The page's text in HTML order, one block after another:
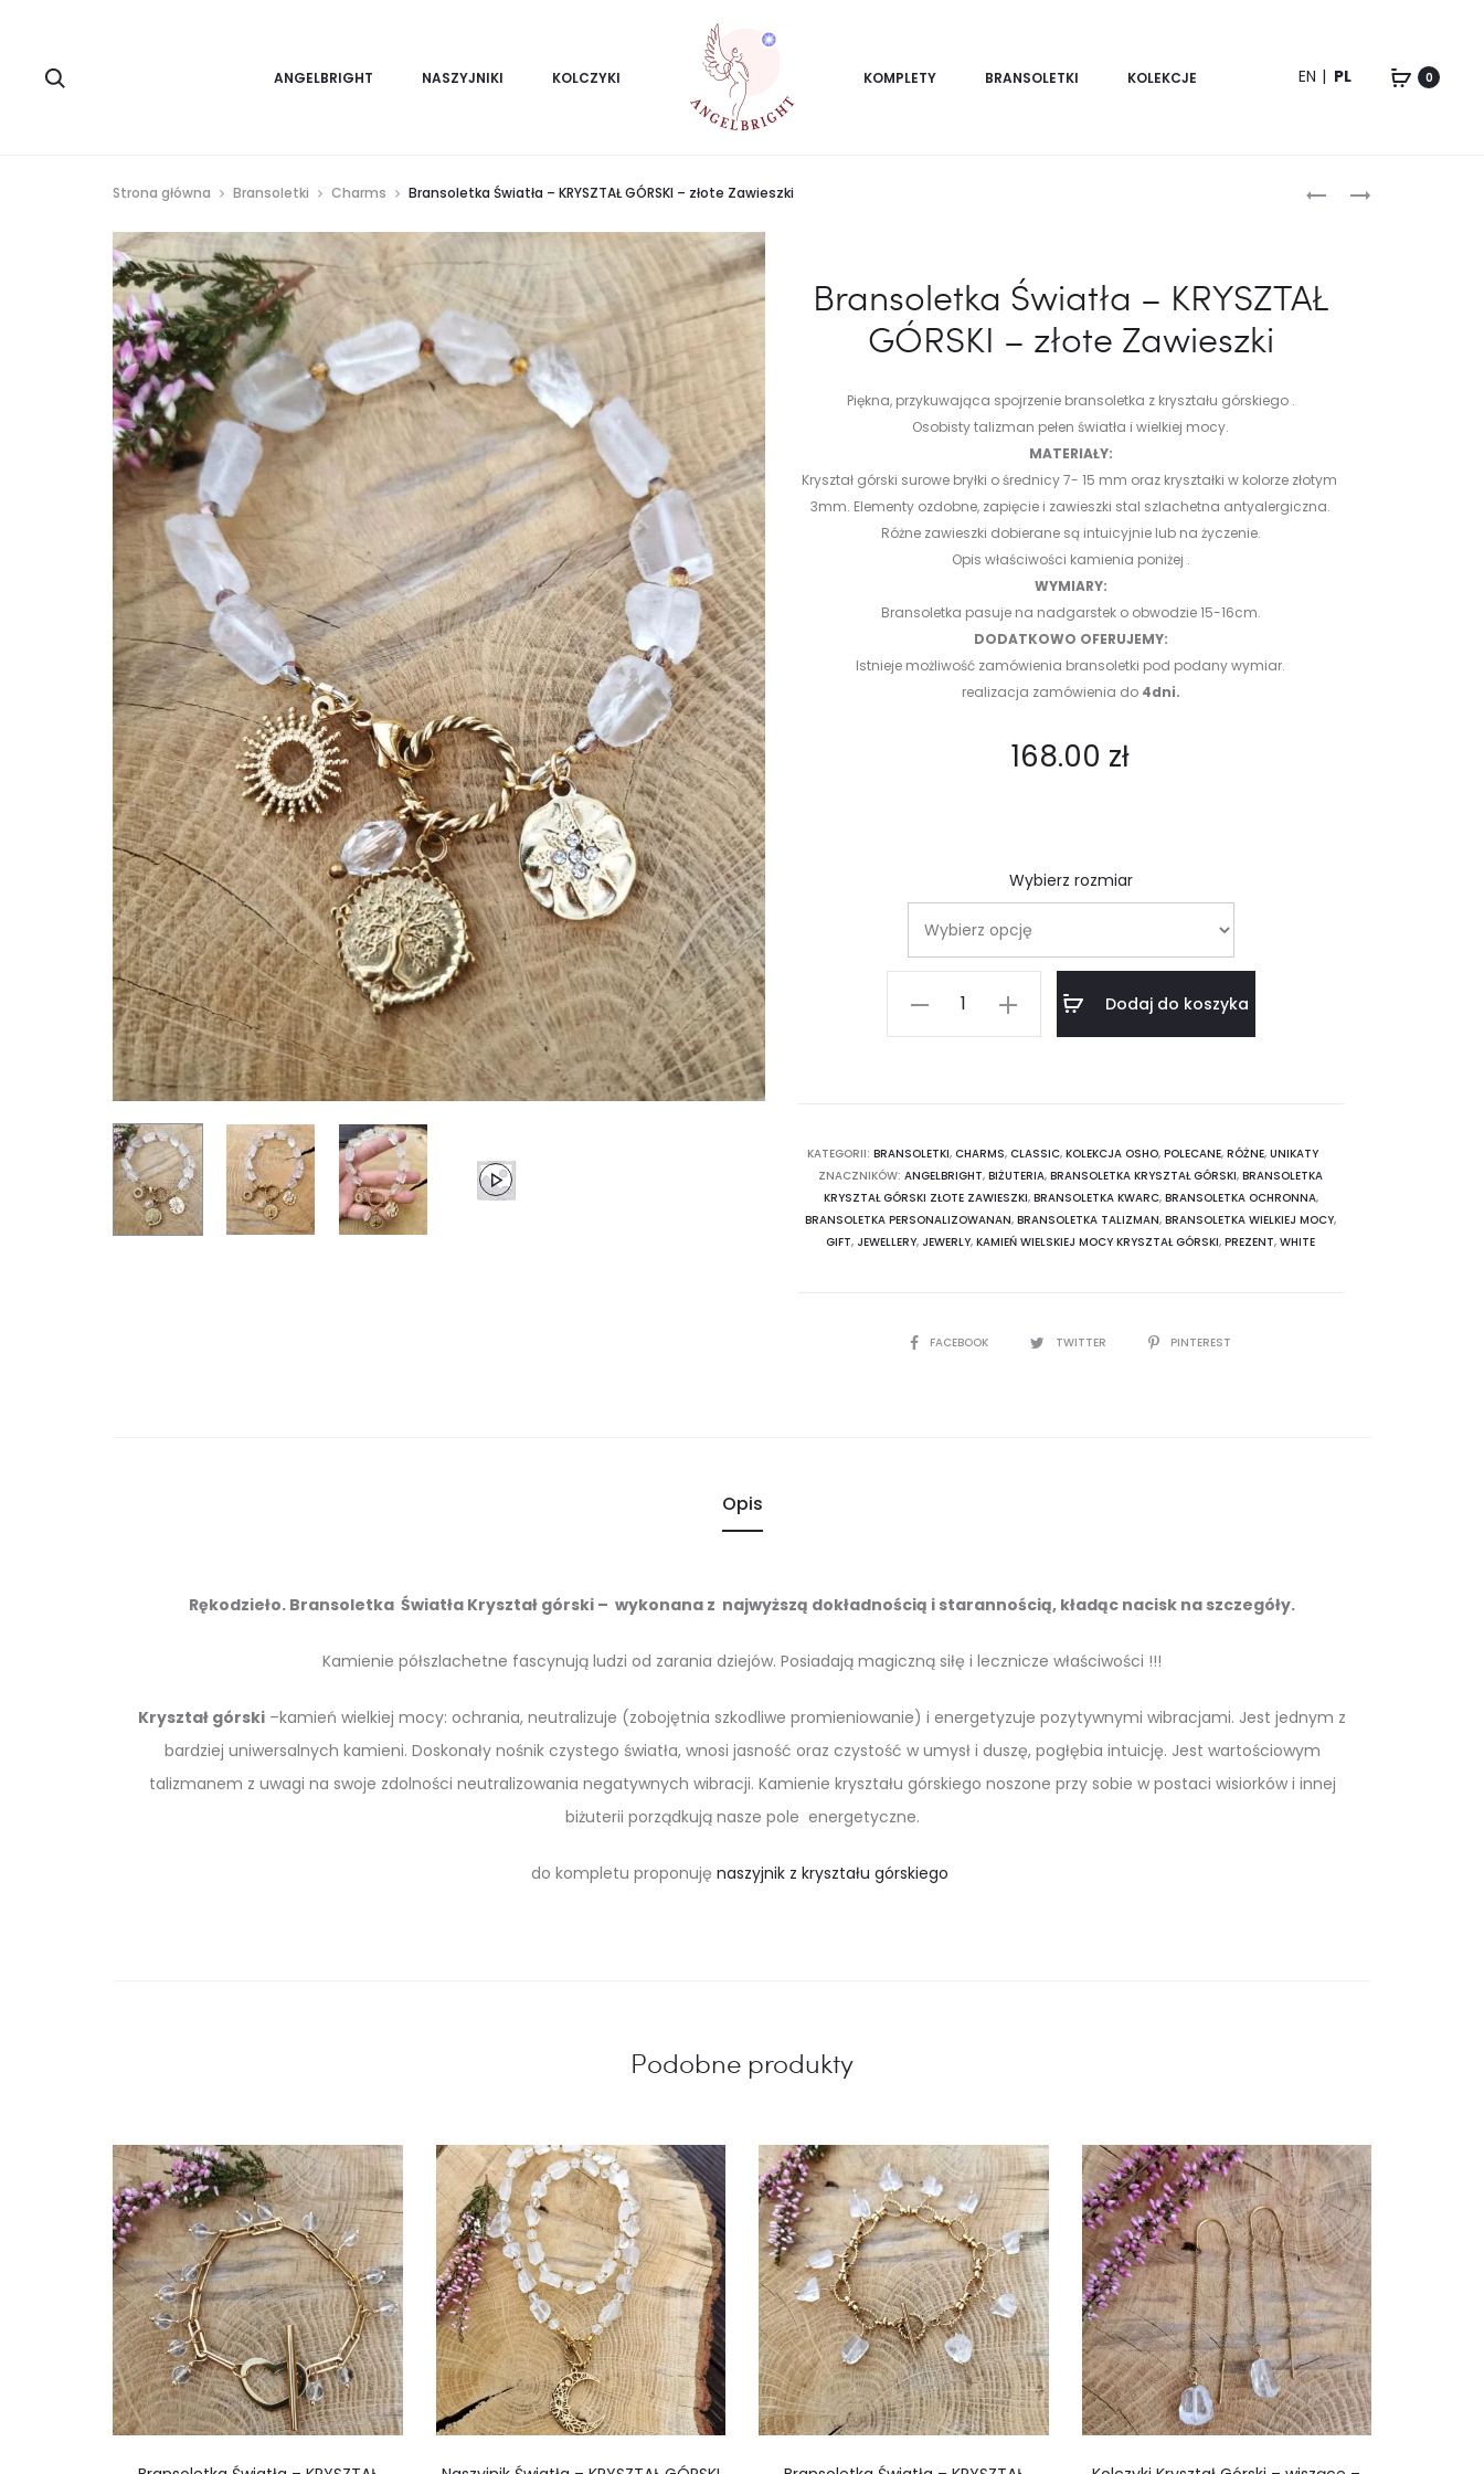
ANGELBRIGHT NASZYJNIKI KOLCZYKI KOMPLETY BRANSOLETKI KOLEKCJE 0
EN PL
Product
KOLCZYKI-
BRANSOLETKA
Strona główna Bransoletki Charms Bransoletka Światła – KRYSZTAŁ GÓRSKI – złote Zawieszki
Bransoletka Światła – KRYSZTAŁ
GÓRSKI – złote Zawieszki
Piękna, przykuwająca spojrzenie bransoletka z kryształu górskiego .
Osobisty talizman pełen światła i wielkiej mocy.
MATERIAŁY:
Kryształ górski surowe bryłki o średnicy 7- 15 mm oraz kryształki w kolorze złotym
3mm. Elementy ozdobne, zapięcie i zawieszki stal szlachetna antyalergiczna.
Różne zawieszki dobierane są intuicyjnie lub na życzenie.
Opis właściwości kamienia poniżej .
WYMIARY:
Bransoletka pasuje na nadgarstek o obwodzie 15-16cm.
DODATKOWO OFERUJEMY:
Istnieje możliwość zamówienia bransoletki pod podany wymiar.
realizacja zamówienia do 4dni.
168.00 zł
Wybierz rozmiar
GÓRSKI
-
złote
Zawieszki
Dodaj do koszyka
KATEGORII: BRANSOLETKI, CHARMS, CLASSIC, KOLEKCJA OSHO, POLECANE, RÓŻNE, UNIKATY
ZNACZNIKÓW:ANGELBRIGHT,BIŻUTERIA,BRANSOLETKA KRYSZTAŁ GÓRSKI,BRANSOLETKA
KRYSZTAŁ GÓRSKI ZŁOTE ZAWIESZKI, BRANSOLETKA KWARC, BRANSOLETKA OCHRONNA,
BRANSOLETKA PERSONALIZOWANAN,BRANSOLETKA TALIZMAN,BRANSOLETKA WIELKIEJ MOCY,
GIFT, JEWELLERY, JEWERLY,KAMIEŃ WIELSKIEJ MOCY KRYSZTAŁ GÓRSKI,PREZENT,WHITE
SHAREFACEBOOK TWITTER PINTEREST
Opis
Rękodzieło. Bransoletka Światła Kryształ górski – wykonana z najwyższą dokładnością i starannością, kładąc nacisk na szczegóły.
Kamienie półszlachetne fascynują ludzi od zarania dziejów. Posiadają magiczną siłę i lecznicze właściwości !!!
Kryształ górski –kamień wielkiej mocy: ochrania, neutralizuje (zobojętnia szkodliwe promieniowanie) i energetyzuje pozytywnymi wibracjami. Jest jednym z
bardziej uniwersalnych kamieni. Doskonały nośnik czystego światła, wnosi jasność oraz czystość w umysł i duszę, pogłębia intuicję. Jest wartościowym
talizmanem z uwagi na swoje zdolności neutralizowania negatywnych wibracji. Kamienie kryształu górskiego noszone przy sobie w postaci wisiorków i innej
biżuterii porządkują nasze pole energetyczne.
do kompletu proponuję naszyjnik z kryształu górskiego
Podobne produkty